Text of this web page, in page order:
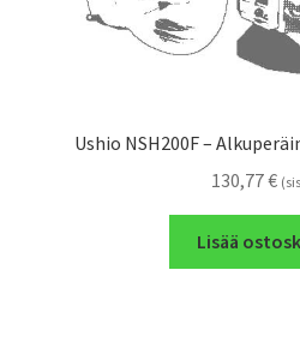
Ushio NSH200F –
130,77€
Lisää